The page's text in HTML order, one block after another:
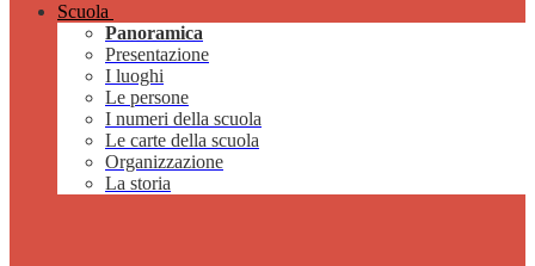
Scuola
Panoramica
Presentazione
I luoghi
Le persone
I numeri della scuola
Le carte della scuola
Organizzazione
La storia